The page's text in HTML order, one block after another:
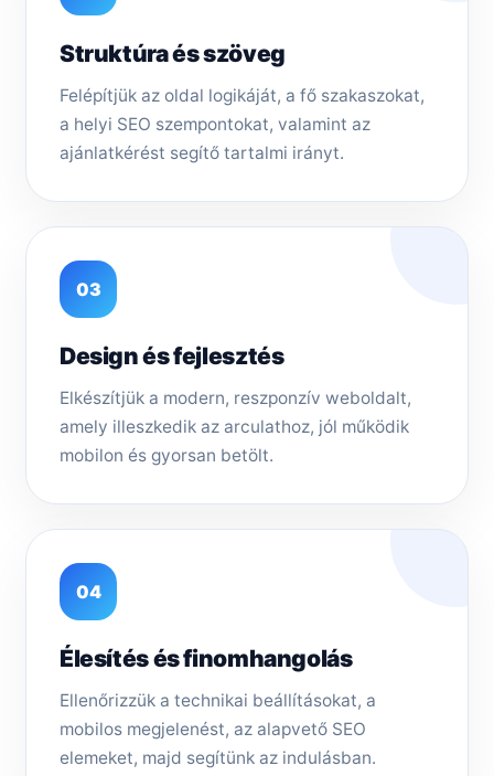
Struktúra és szöveg
Felépítjük az oldal logikáját, a fő szakaszokat,
a helyi SEO szempontokat, valamint az
ajánlatkérést segítő tartalmi irányt.
03
Design és fejlesztés
Elkészítjük a modern, reszponzív weboldalt,
amely illeszkedik az arculathoz, jól működik
mobilon és gyorsan betölt.
04
Élesítés és finomhangolás
Ellenőrizzük a technikai beállításokat, a
mobilos megjelenést, az alapvető SEO
elemeket, majd segítünk az indulásban.